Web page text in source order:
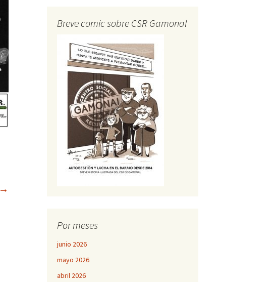
→
Breve comic sobre CSR Gamonal
Por meses
junio 2026
mayo 2026
abril 2026